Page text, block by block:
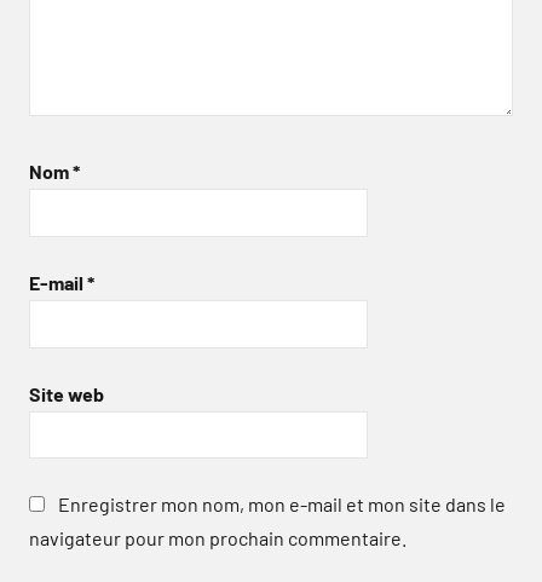
Nom*
E-mail *
Site web
Enregistrer mon nom, mon e-mail et mon site dans le
navigateur pour mon prochain commentaire.